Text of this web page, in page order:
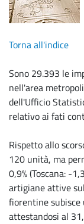
Torna all'indice
Sono 29.393 le
nell'area
dell'Ufficio
relativo ai fati
Rispetto allo
120 unità, ma
0,9% (Toscana: -
artigiane attive
fiorentine
attestandosi al